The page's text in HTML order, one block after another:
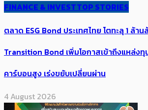
FINANCE & INVESTTOP STORIES
ตลาด ESG Bond ประเทศไทย โตทะลุ 1 ล้า
Transition Bond เพิ่มโอกาสเข้าถึงแหล่ง
คาร์บอนสูง เร่งขยับเปลี่ยนผ่าน
4 August 2026